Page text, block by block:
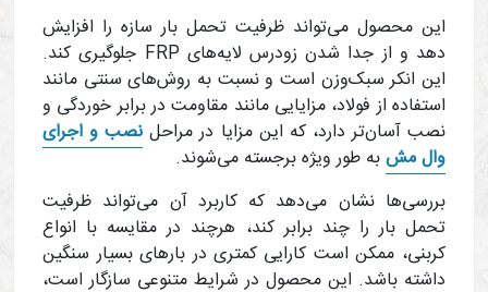
این محصول می‌تواند ظرفیت تحمل بار سازه را افزایش
دهد و از جدا شدن زودرس لایه‌های FRP جلوگیری کند.
این انکر سبک‌وزن است و نسبت به روش‌های سنتی مانند
استفاده از فولاد، مزایایی مانند مقاومت در برابر خوردگی و
نصب آسان‌تر دارد، که این مزایا در مراحل نصب و اجرای
وال مشبه طور ویژه برجسته می‌شوند.
بررسی‌ها نشان می‌دهد که کاربرد آن می‌تواند ظرفیت
تحمل بار را چند برابر کند، هرچند در مقایسه با انواع
کربنی، ممکن است کارایی کمتری در بارهای بسیار سنگین
داشته باشد. این محصول در شرایط متنوعی سازگار است،